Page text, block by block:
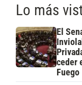
Lo más
El
ceder
Fuego